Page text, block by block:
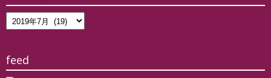
archives
feed